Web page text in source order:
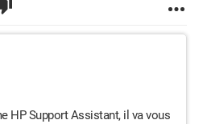
HP Support Assistant, il va vous